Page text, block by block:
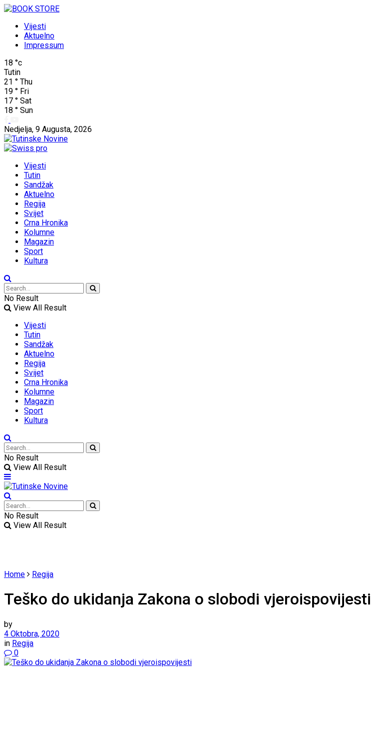
Vijesti
Aktuelno
Impressum
18 °c
Tutin
21 ° Thu
19 ° Fri
17 ° Sat
18 ° Sun
Nedjelja, 9 Augusta, 2026
Vijesti
Tutin
Sandžak
Aktuelno
Regija
Svijet
Crna Hronika
Kolumne
Magazin
Sport
Kultura
No Result
View All Result
Vijesti
Tutin
Sandžak
Aktuelno
Regija
Svijet
Crna Hronika
Kolumne
Magazin
Sport
Kultura
No Result
View All Result
No Result
View All Result
Home Regija
Teško do ukidanja Zakona o slobodi vjeroispovijesti
by
4 Oktobra, 2020
in Regija
0